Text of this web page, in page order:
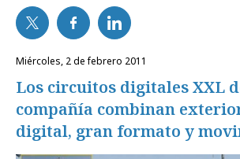
miércoles, 2 de febrero 2011
Los circuitos digitales XXL
compañía combinan
digital, gran formato y